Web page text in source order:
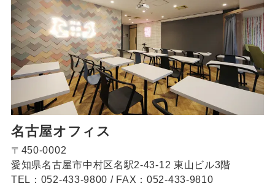
名古屋オフィス
〒450-0002
愛知県名古屋市中村区名駅2-43-12 東山ビル3階
TEL：052-433-9800 / FAX：052-433-9810